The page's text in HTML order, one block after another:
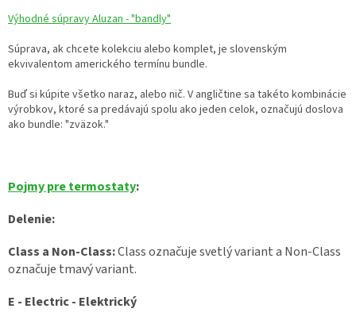
Výhodné súpravy Aluzan - "bandly"
Súprava, ak chcete kolekciu alebo komplet, je slovenským
ekvivalentom amerického termínu bundle.
Buď si kúpite všetko naraz, alebo nič. V angličtine sa takéto kombinácie
výrobkov, ktoré sa predávajú spolu ako jeden celok, označujú doslova
ako bundle: "zväzok."
Pojmy pre termostaty:
Delenie:
Class a Non-Class:Class označuje svetlý variant a Non-Class
označuje tmavý variant.
E - Electric - Elektrický